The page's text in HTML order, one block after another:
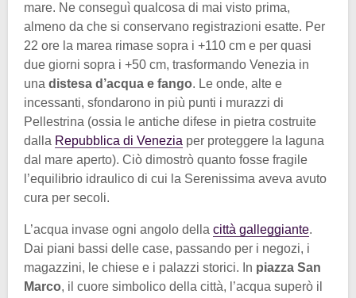
mare. Ne conseguì qualcosa di mai visto prima,
almeno da che si conservano registrazioni esatte. Per
22 ore la marea rimase sopra i +110 cm e per quasi
due giorni sopra i +50 cm, trasformando Venezia in
una distesa d’acqua e fango. Le onde, alte e
incessanti, sfondarono in più punti i murazzi di
Pellestrina (ossia le antiche difese in pietra costruite
dalla Repubblica di Venezia per proteggere la laguna
dal mare aperto). Ciò dimostrò quanto fosse fragile
l’equilibrio idraulico di cui la Serenissima aveva avuto
cura per secoli.
L’acqua invase ogni angolo della città galleggiante.
Dai piani bassi delle case, passando per i negozi, i
magazzini, le chiese e i palazzi storici. In piazza San
Marco, il cuore simbolico della città, l’acqua superò il